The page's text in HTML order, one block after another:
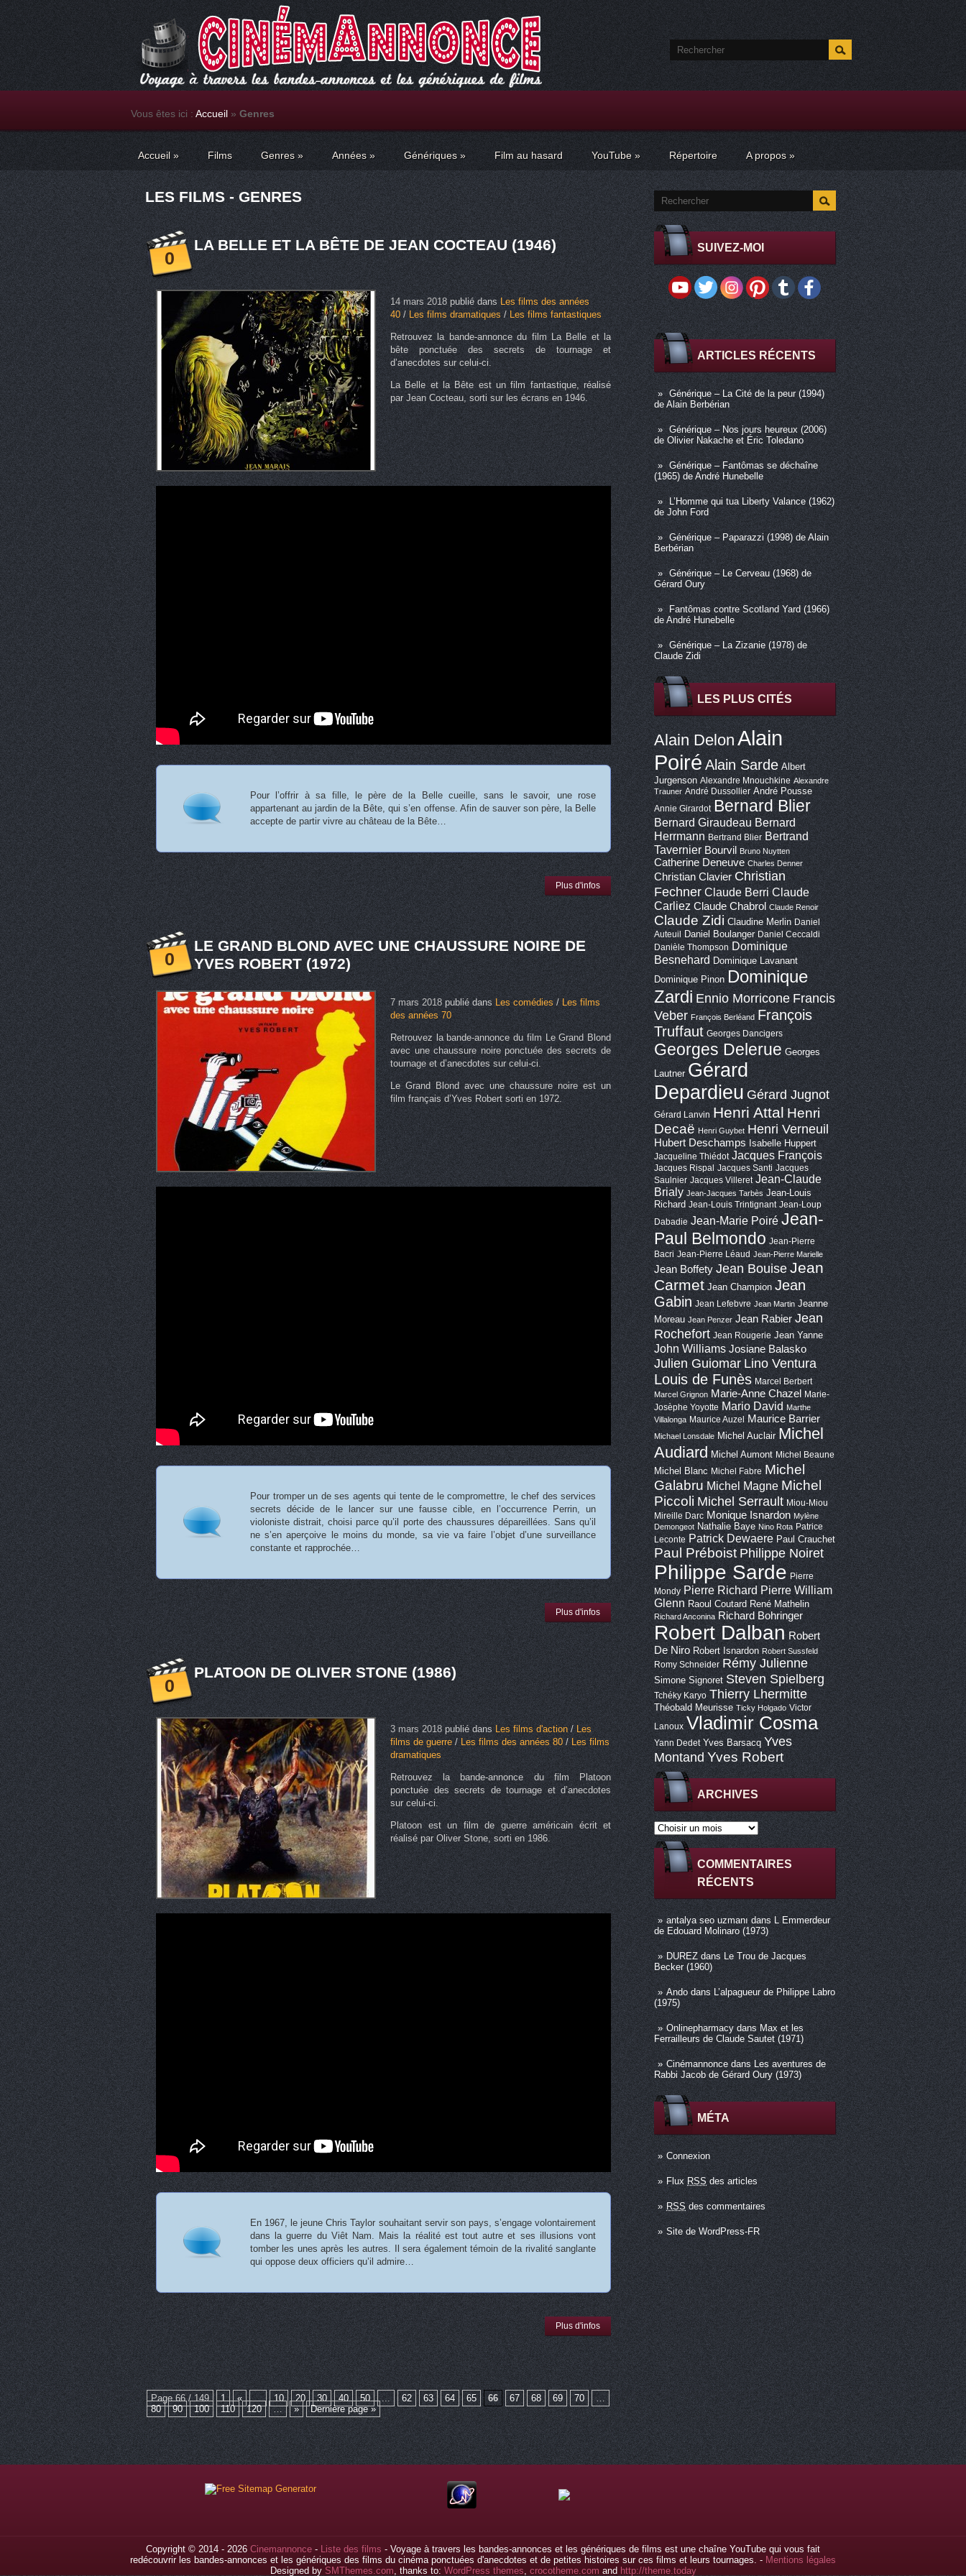
Vous êtes ici : Accueil » Genres
Accueil » Films Genres» Années » Génériques » Film au hasard YouTube » Répertoire A propos »
SUIVEZ-MOI
ARTICLES RÉCENTS
Générique – La Cité de la peur (1994)
de Alain Berbérian
Générique – Nos jours heureux (2006)
de Olivier Nakache et Éric Toledano
Générique – Fantômas se déchaîne
(1965) de André Hunebelle
L’Homme qui tua Liberty Valance (1962)
de John Ford
Générique – Paparazzi (1998) de Alain
Berbérian
Générique – Le Cerveau (1968) de
Gérard Oury
Fantômas contre Scotland Yard (1966)
de André Hunebelle
Générique – La Zizanie (1978) de
Claude Zidi
LES PLUS CITÉS
Alain DelonAlain
Poiré Alain Sarde Albert
Jurgenson Alexandre Mnouchkine Alexandre
Trauner André Dussollier André Pousse
Annie Girardot Bernard Blier
Bernard Giraudeau Bernard
Herrmann Bertrand Blier Bertrand
Tavernier Bourvil Bruno Nuytten
Catherine Deneuve Charles Denner
Christian Clavier Christian
Fechner Claude Berri Claude
Carliez Claude Chabrol Claude Renoir
Claude Zidi Claudine Merlin Daniel
Auteuil
Daniel Boulanger Daniel Ceccaldi
Danièle Thompson Dominique
Besnehard Dominique Lavanant
Dominique Pinon Dominique
Zardi Ennio Morricone Francis
Veber François Berléand François
Truffaut Georges Dancigers
Georges Delerue Georges
Lautner Gérard
Depardieu Gérard Jugnot
Gérard Lanvin Henri Attal Henri
Decaë Henri Guybet Henri Verneuil
Hubert Deschamps Isabelle Huppert
Jacqueline Thiédot Jacques François
Jacques Rispal Jacques Santi Jacques
Saulnier Jacques Villeret Jean-Claude
Brialy Jean-Jacques Tarbès Jean-Louis
Richard Jean-Louis Trintignant Jean-Loup
Dabadie Jean-Marie Poiré Jean-
Paul Belmondo Jean-Pierre
Bacri Jean-Pierre Léaud Jean-Pierre Marielle
Jean Boffety Jean BouiseJean
Carmet Jean Champion Jean
Gabin Jean Lefebvre Jean Martin Jeanne
Moreau Jean Penzer Jean Rabier Jean
Rochefort Jean Rougerie Jean Yanne
John Williams Josiane Balasko
Julien Guiomar Lino Ventura
Louis de Funès Marcel Berbert
Marcel Grignon Marie-Anne Chazel
Marie-
Josèphe Yoyotte Mario David Marthe
Villalonga Maurice Auzel Maurice Barrier
Michael Lonsdale Michel Auclair Michel
Audiard Michel Aumont Michel Beaune
Michel Blanc Michel Fabre Michel
Galabru Michel Magne Michel
Piccoli Michel Serrault Miou-Miou
Mireille Darc Monique Isnardon Mylène
Demongeot Nathalie Baye Nino Rota Patrice
Leconte Patrick Dewaere Paul Crauchet
Paul Préboist Philippe Noiret
Philippe Sarde Pierre
Mondy Pierre Richard Pierre William
Glenn Raoul Coutard René Mathelin
Richard Anconina Richard Bohringer
Robert Dalban Robert
De Niro Robert Isnardon Robert Sussfeld
Romy Schneider Rémy Julienne
Simone Signoret Steven Spielberg
Tchéky Karyo Thierry Lhermitte
Théobald Meurisse Ticky Holgado Victor
Lanoux Vladimir Cosma
Yann Dedet Yves Barsacq Yves
Montand Yves Robert
ARCHIVES
COMMENTAIRES
RÉCENTS
antalya seo uzmanıdans L Emmerdeur
de Edouard Molinaro (1973)
DUREZdans Le Trou de Jacques
Becker (1960)
Andodans L’alpagueur de Philippe Labro
(1975)
Onlinepharmacy dansMax et les
Ferrailleurs de Claude Sautet (1971)
Cinémannonce dansLes aventures de
Rabbi Jacob de Gérard Oury (1973)
MÉTA
Connexion
Flux RSS des articles
RSSdes commentaires
Site de WordPress-FR
LES FILMS - GENRES
0
LA BELLE ET LA BÊTE DE JEAN COCTEAU (1946)
14 mars 2018publié dansLes films des années
40/ Les films dramatiques / Les films fantastiques
Retrouvez la bande-annonce du film La Belle et la
bête ponctuée des secrets de tournage et
d’anecdotes sur celui-ci.
La Belle et la Bête est un film fantastique, réalisé
par Jean Cocteau, sorti sur les écrans en 1946.
Pour l’offrir à sa fille, le père de la Belle cueille, sans le savoir, une rose
appartenant au jardin de la Bête, qui s’en offense. Afin de sauver son père, la Belle
accepte de partir vivre au château de la Bête…
Plus d'infos
0
LE GRAND BLOND AVEC UNE CHAUSSURE NOIRE DE
YVES ROBERT (1972)
7 mars 2018publié dansLes comédies / Les films
des années 70
Retrouvez la bande-annonce du film Le Grand Blond
avec une chaussure noire ponctuée des secrets de
tournage et d’anecdotes sur celui-ci.
Le Grand Blond avec une chaussure noire est un
film français d’Yves Robert sorti en 1972.
Pour tromper un de ses agents qui tente de le compromettre, le chef des services
secrets décide de le lancer sur une fausse cible, en l’occurrence Perrin, un
violoniste distrait, choisi parce qu’il porte des chaussures dépareillées. Sans qu’il
ne s’en aperçoive le moins du monde, sa vie va faire l’objet d’une surveillance
constante et rapprochée…
Plus d'infos
0
PLATOON DE OLIVER STONE (1986)
3 mars 2018publié dans Les films d'action/ Les
films de guerre / Les films des années 80/Les films
dramatiques
Retrouvez la bande-annonce du film Platoon
ponctuée des secrets de tournage et d’anecdotes
sur celui-ci.
Platoon est un film de guerre américain écrit et
réalisé par Oliver Stone, sorti en 1986.
En 1967, le jeune Chris Taylor souhaitant servir son pays, s’engage volontairement
dans la guerre du Viêt Nam. Mais la réalité est tout autre et ses illusions vont
tomber les unes après les autres. Il sera également témoin de la rivalité sanglante
qui oppose deux officiers qu’il admire…
Plus d'infos
Page 66 / 149 1 « ... 10 20 30 40 50 ... 62 63 64 65 66 67 68 69 70
…
80
90 100 110 120 … » Dernière page »
Copyright © 2014 - 2026 Cinemannonce - Liste des films - Voyage à travers les bandes-annonces et les génériques de films est une chaîne YouTube qui vous fait
redécouvrir les bandes-annonces et les génériques des films du cinéma ponctuées d'anecdotes et de petites histoires sur ces films et leurs tournages. - Mentions légales
Designed by SMThemes.com, thanks to: WordPress themes, crocotheme.com and http://theme.today